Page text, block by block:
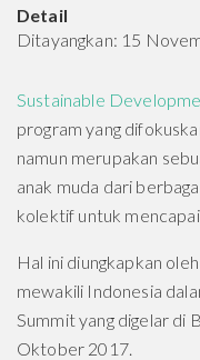
Detail
Ditayangkan: 15
Sustainable
program yang
namun merupakan
anak muda dari
kolektif untuk
Hal ini diungkapkan
mewakili Indonesia
Summit yang digelar di
Oktober 2017.